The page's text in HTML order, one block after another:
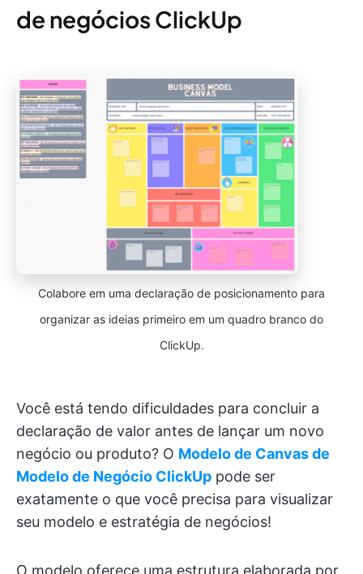
de negócios ClickUp
Colabore em uma declaração de posicionamento para
organizar as ideias primeiro em um quadro branco do
ClickUp.
Você está tendo dificuldades para concluir a
declaração de valor antes de lançar um novo
negócio ou produto? O Modelo de Canvas de
Modelo de Negócio ClickUp pode ser
exatamente o que você precisa para visualizar
seu modelo e estratégia de negócios!
O modelo oferece uma estrutura elaborada por